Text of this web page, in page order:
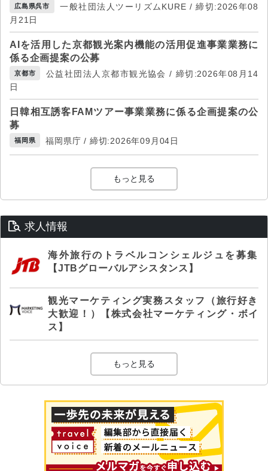
広島県呉市
一般社団法人ツーリズムKURE / 締切:2026年08
月21日
AIを活用した京都観光案内機能の活用促進事業業務に
係る企画提案の公募
京都市
公益社団法人京都市観光協会 / 締切:2026年08月14
日
日韓相互誘客FAMツアー事業業務に係る企画提案の公
募
福岡県 福岡県庁 / 締切:2026年09月04日
もっと見る
求人情報
海外旅行のトラベルコンシェルジュを募集
【JTBグローバルアシスタンス】
観光マーケティング実務スタッフ（旅行好き
大歓迎！）【株式会社マーケティング・ボイ
ス】
もっと見る